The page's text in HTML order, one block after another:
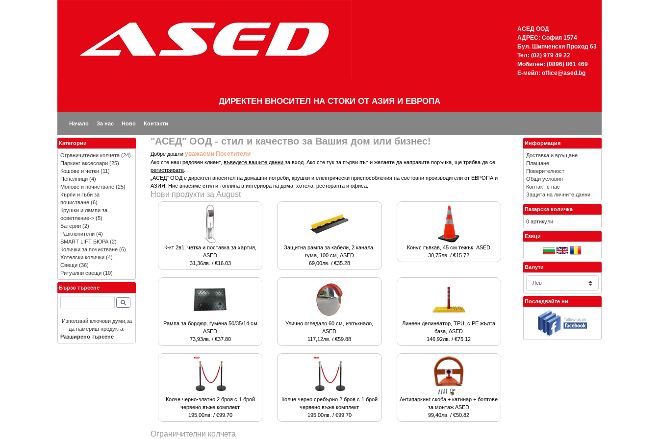
АСЕД ООД
АДРЕС: София 1574
Бул. Шипченски Проход 63
Тел: (02) 979 49 22
Мобилен: (0896) 861 469
Е-мейл: office@ased.bg
ДИРЕКТЕН ВНОСИТЕЛ НА СТОКИ ОТ АЗИЯ И ЕВРОПА
Начало За нас Ново Контакти
"АСЕД" ООД - стил и качество за Вашия дом или бизнес!
Добре дошли уважаеми Посетители
Ако сте наш редовен клиент, въведете вашите данни за вход. Ако сте тук за първи път и желаете да направите поръчка, ще трябва да се
регистрирате
„АСЕД" ООД е директен вносител на домашни потреби, крушки и електрически приспособления на световни производители от ЕВРОПА и
АЗИЯ. Ние внасяме стил и топлина в интериора на дома, хотела, ресторанта и офиса.
Нови продукти за August
К-кт 2в1, четка и поставка за хартия,
ASED
31,36лв. / €16.03
Защитна рампа за кабели, 2 канала,
гума, 100 см, ASED
69,00лв. / €35.28
Конус гъвкав, 45 см тежък, ASED
30,75лв. / €15.72
Рампа за бордюр, гумена 50/35/14 см
ASED
73,93лв. / €37.80
Улично огледало 60 см, изпъкнало,
ASED
117,12лв. / €59.88
Линеен делинеатор, TPU, с PE жълта
база, ASED
146,92лв. / €75.12
Колче черно-златно 2 броя с 1 брой
червено въже комплект
195,00лв. / €99.70
Колче черно сребърно 2 броя с 1 брой
червено въже комплект
195,00лв. / €99.70
Антипаркинг скоба + катинар + болтове
за монтаж ASED
99,40лв. / €50.82
Ограничителни колчета
Категории
Ограничителни колчета (24)
Паркинг аксесоари (25)
Кошове и четки (11)
Пепелници (4)
Мопове и почистване (25)
Кърпи и гъби за
почистване (6)
Крушки и лампи за
осветление-> (5)
Батерии (2)
Разклонители (4)
SMART LIFT БЮРА (2)
Колички за почистване (6)
Хотелски колички (4)
Свещи (36)
Ритуални свещи (10)
Бързо търсене
Използвай ключови думи,за
да намериш продукта.
Разширено търсене
Информация
Доставка и връщане
Плащане
Поверителност
Общи условия
Контакт с нас
Защита на личните данни
Пазарска количка
0 артикули
Езици
Валути
Последвайте ни